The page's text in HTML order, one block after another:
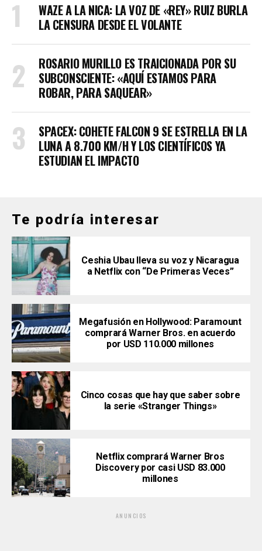
WAZE A LA NICA: LA VOZ DE «REY» RUIZ BURLA
LA CENSURA DESDE EL VOLANTE
ROSARIO MURILLO ES TRAICIONADA POR SU
SUBCONSCIENTE: «AQUÍ ESTAMOS PARA
ROBAR, PARA SAQUEAR»
SPACEX: COHETE FALCON 9 SE ESTRELLA EN LA
LUNA A 8.700 KM/H Y LOS CIENTÍFICOS YA
ESTUDIAN EL IMPACTO
Te podría interesar
Ceshia Ubau lleva su voz y Nicaragua
a Netflix con “De Primeras Veces”
Megafusión en Hollywood: Paramount
comprará Warner Bros. en acuerdo
por USD 110.000 millones
Cinco cosas que hay que saber sobre
la serie «Stranger Things»
Netflix comprará Warner Bros
Discovery por casi USD 83.000
millones
ANUNCIOS